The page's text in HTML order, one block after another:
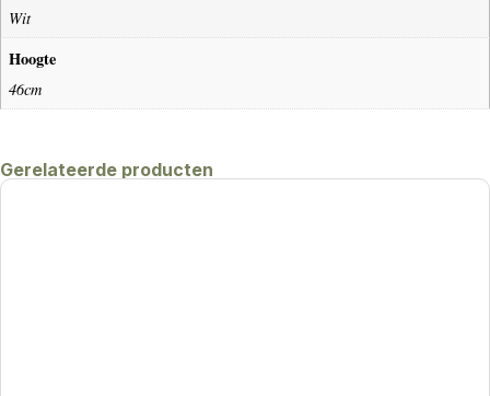
Wit
Hoogte
46cm
Gerelateerde producten